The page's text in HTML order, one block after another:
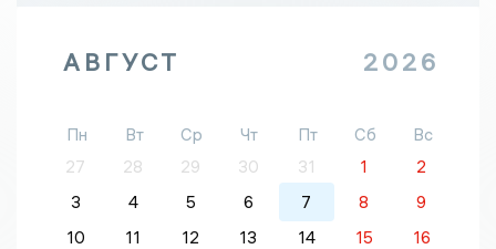
АВГУСТ 2026
Пн Вт Ср Чт Пт Сб
Вс
27
28 29 30 31 1
2
3
4 5 6 7 8
9
10
11 12 13 14 15
16